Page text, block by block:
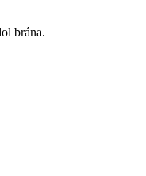
brána.